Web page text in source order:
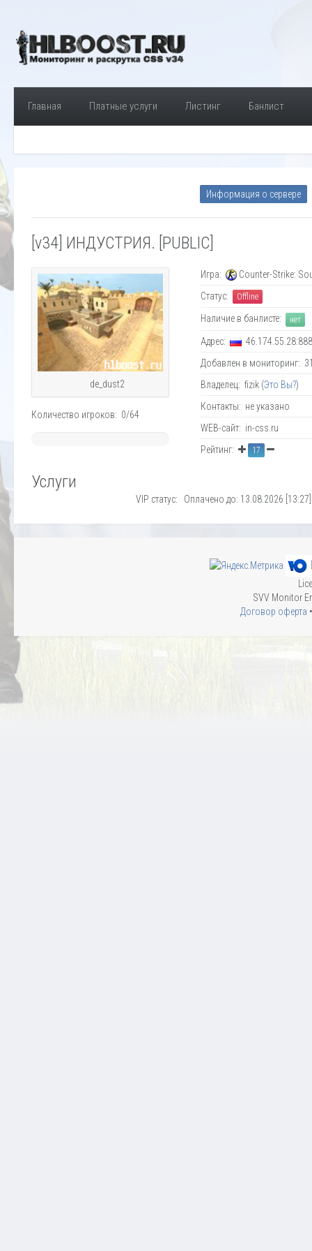
Главная Платные услуги Листинг Банлист
Информация о сервере
[v34] ИНДУСТРИЯ. [PUBLIC]
de_dust2
Количество игроков: 0/64
Игра:
Counter-Strike:
Статус:
Offline
Наличие в банлисте: нет
Адрес:
Добавлен в мониторинг:
Владелец: fizik (Это Вы?)
Контакты: не указано
WEB-сайт: in-css.ru
Рейтинг:
17
Услуги
VIP статус: Оплачено до: 13.08.2026 [13:27]
SVV Monitor
Договор оферта